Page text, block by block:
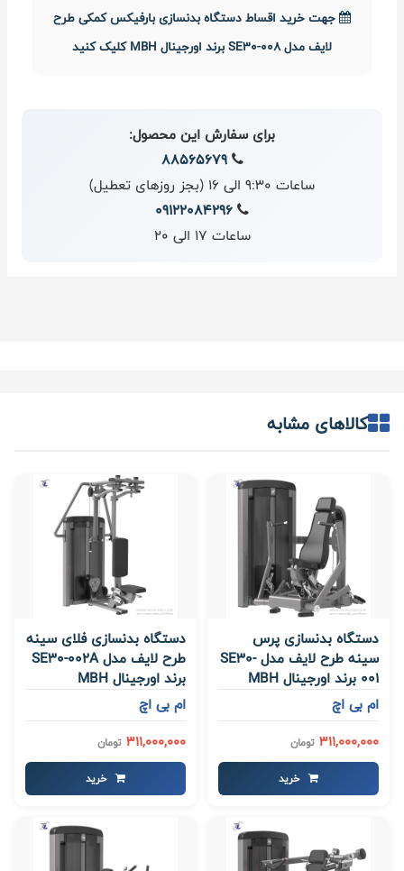
جهت خرید اقساط دستگاه بدنسازی بارفیکس کمکی طرح
لایف مدل SE30-008 برند اورجینال MBH کلیک کنید
برای سفارش این محصول:
88565679
ساعات 9:30 الی 16 (بجز روزهای تعطیل)
09122084296
ساعات 17 الی 20
کالاهای مشابه
دستگاه بدنسازی پرس
سینه طرح لایف مدل SE30-
001 برند اورجینال MBH
ام بی اچ
311,000,000 تومان
خرید
دستگاه بدنسازی فلای سینه
طرح لایف مدل SE30-002A
برند اورجینال MBH
ام بی اچ
311,000,000 تومان
خرید